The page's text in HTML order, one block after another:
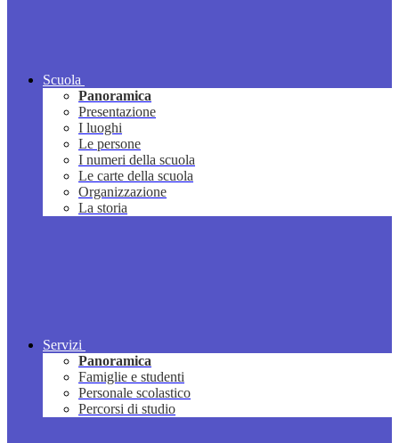
Scuola
Panoramica
Presentazione
I luoghi
Le persone
I numeri della scuola
Le carte della scuola
Organizzazione
La storia
Servizi
Panoramica
Famiglie e studenti
Personale scolastico
Percorsi di studio